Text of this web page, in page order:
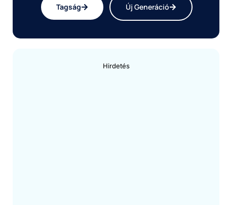
Tagság Új Generáció
Hirdetés